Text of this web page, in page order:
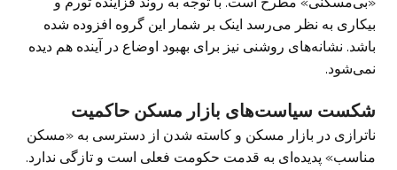
بیکاری به نظر می‌رسد اینک بر شمار این گروه افزوده شده
باشد. نشانه‌های روشنی نیز برای بهبود اوضاع در آینده هم دیده
نمی‌شود.
شکست سیاست‌های بازار مسکن حاکمیت
ناترازی در بازار مسکن و کاسته شدن از دسترسی به «مسکن
مناسب» پدیده‌ای به قدمت حکومت فعلی است و تازگی ندارد.